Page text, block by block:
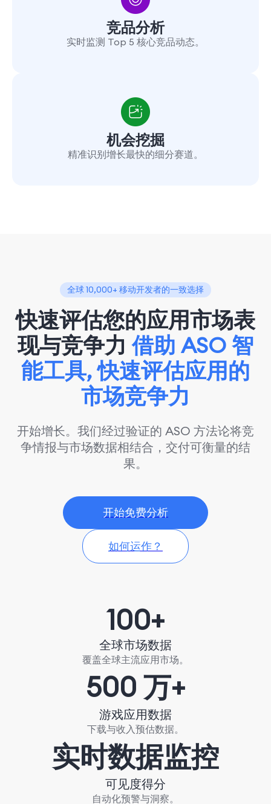
竞品分析
实时监测 Top 5 核心竞品动态。
机会挖掘
精准识别增长最快的细分赛道。
全球 10,000+ 移动开发者的一致选择
快速评估您的应用市场表
现与竞争力借助 ASO 智
能工具, 快速评估应用的
市场竞争力
开始增长。我们经过验证的 ASO 方法论将竞
争情报与市场数据相结合，交付可衡量的结
果。
开始免费分析
如何运作？
100+
全球市场数据
覆盖全球主流应用市场。
500 万+
游戏应用数据
下载与收入预估数据。
实时数据监控
可见度得分
自动化预警与洞察。